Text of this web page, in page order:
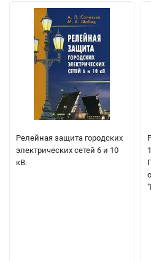
Релейная защита городских
электрических сетей 6 и 10
кВ.